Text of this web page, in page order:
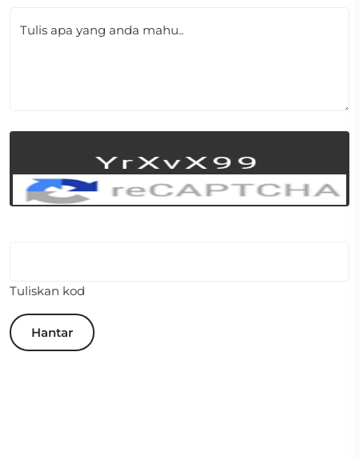
Tulis apa yang anda mahu..
Tuliskan kod
Hantar